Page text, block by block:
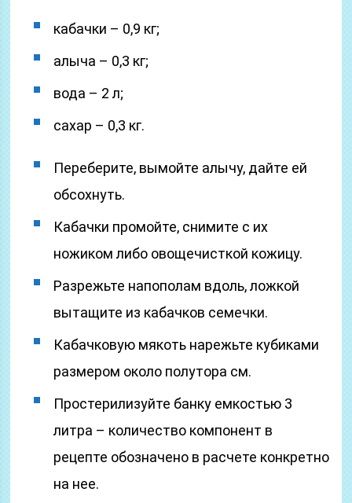
кабачки – 0,9 кг;
алыча – 0,3 кг;
вода – 2 л;
сахар – 0,3 кг.
Переберите, вымойте алычу, дайте ей
обсохнуть.
Кабачки промойте, снимите с их
ножиком либо овощечисткой кожицу.
Разрежьте напополам вдоль, ложкой
вытащите из кабачков семечки.
Кабачковую мякоть нарежьте кубиками
размером около полутора см.
Простерилизуйте банку емкостью 3
литра – количество компонент в
рецепте обозначено в расчете конкретно
на нее.